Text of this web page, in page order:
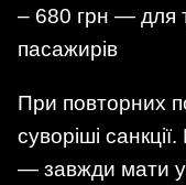
– 680 грн — для
пасажирів
При повторних
суворіші
— завжди мати